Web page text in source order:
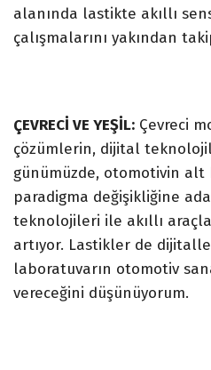
alanında lastikte akıllı
çalışmalarını yakından
ÇEVRECİ VE YEŞİL: Çevreci
çözümlerin, dijital
günümüzde, otomotivin
paradigma değişikliğine
teknolojileri ile akıllı
artıyor. Lastikler de
laboratuvarın otomotiv
vereceğini düşünüyorum.